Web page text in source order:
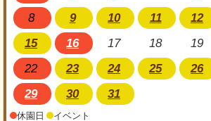
8
9 10 11 12
15
16 17 18 19
22
23 24 25 26
29
30 31
休園日 イベント